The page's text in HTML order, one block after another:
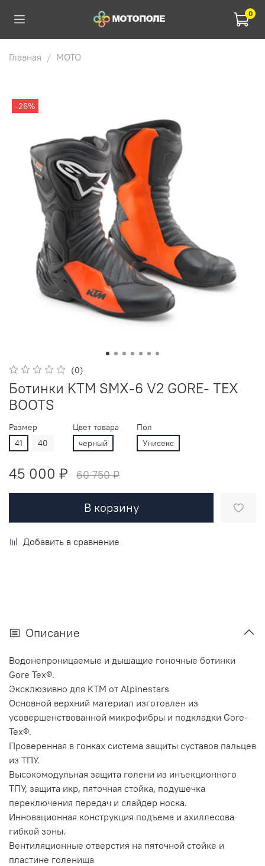
0
Главная МОТО
-26%
(0)
Ботинки KTM SMX-6 V2 GORE- TEX
BOOTS
Размер
41
40
Цвет товара
черный
Пол
Унисекс
45 000 ₽ 60 750 ₽
В корзину
Добавить в сравнение
Описание
Водонепроницаемые и дышащие гоночные ботинки
Gore Tex®.
Эксклюзивно для KTM от Alpinestars
Основной верхний материал изготовлен из
усовершенствованной микрофибры и подкладки Gore-
Tex®.
Проверенная в гонках система защиты суставов пальцев
из ТПУ.
Высокомодульная защита голени из инъекционного
ТПУ, защита икр, пяточная стойка, подушечка
переключения передач и слайдер носка.
Инновационная конструкция подъема и ахиллесова
гибкой зоны.
Вентиляционные отверстия на пяточной стойке и
пластине голенища